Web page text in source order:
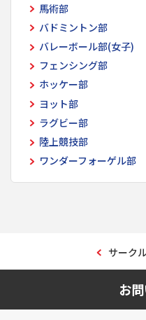
馬術部
バドミントン部
バレーボール部(女子)
フェンシング部
ホッケー部
ヨット部
ラグビー部
陸上競技部
ワンダーフォーゲル部
サーク
お